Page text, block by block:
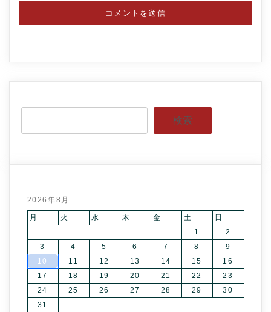
検索
2026年8月
月 火 水 木 金 土
日
1
2
3
4 5 6 7 8
9
10
11 12 13 14 15
16
17
18 19 20 21 22
23
24
25 26 27 28 29
30
31